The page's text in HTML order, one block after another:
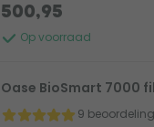
Op voorraad
500,95
Oase BioSmart 7000
9